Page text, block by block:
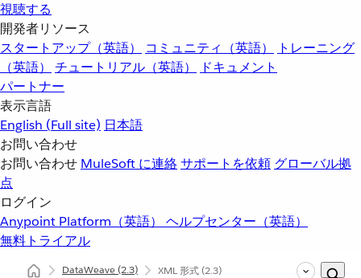
視聴する
開発者リソース
スタートアップ（英語）
コミュニティ（英語）
トレーニング
（英語）
チュートリアル（英語）
ドキュメント
パートナー
表示言語
English (Full site) 日本語
お問い合わせ
お問い合わせ MuleSoft に連絡サポートを依頼 グローバル拠
点
ログイン
Anypoint Platform（英語） ヘルプセンター（英語）
無料トライアル
DataWeave(2.3) XML 形式(2.3)